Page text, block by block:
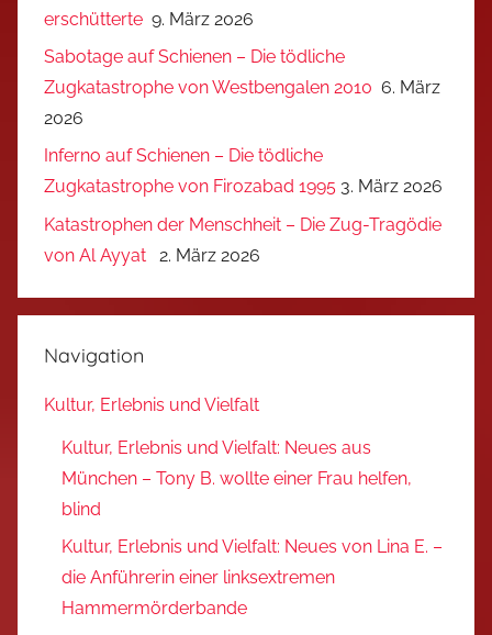
erschütterte 9. März 2026
Sabotage auf Schienen – Die tödliche
Zugkatastrophe von Westbengalen 2010 6. März
2026
Inferno auf Schienen – Die tödliche
Zugkatastrophe von Firozabad 1995 3. März 2026
Katastrophen der Menschheit – Die Zug-Tragödie
von Al Ayyat
2. März 2026
Navigation
Kultur, Erlebnis und Vielfalt
Kultur, Erlebnis und Vielfalt: Neues aus
München – Tony B. wollte einer Frau helfen,
blind
Kultur, Erlebnis und Vielfalt: Neues von Lina E. –
die Anführerin einer linksextremen
Hammermörderbande